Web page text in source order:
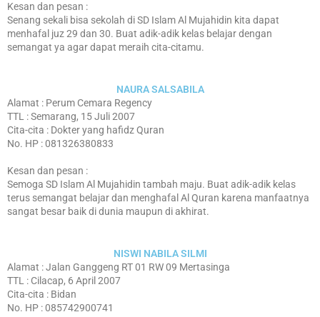
Kesan dan pesan :
Senang sekali bisa sekolah di SD Islam Al Mujahidin kita dapat
menhafal juz 29 dan 30. Buat adik-adik kelas belajar dengan
semangat ya agar dapat meraih cita-citamu.
NAURA SALSABILA
Alamat : Perum Cemara Regency
TTL : Semarang, 15 Juli 2007
Cita-cita : Dokter yang hafidz Quran
No. HP : 081326380833
Kesan dan pesan :
Semoga SD Islam Al Mujahidin tambah maju. Buat adik-adik kelas
terus semangat belajar dan menghafal Al Quran karena manfaatnya
sangat besar baik di dunia maupun di akhirat.
NISWI NABILA SILMI
Alamat : Jalan Ganggeng RT 01 RW 09 Mertasinga
TTL : Cilacap, 6 April 2007
Cita-cita : Bidan
No. HP : 085742900741